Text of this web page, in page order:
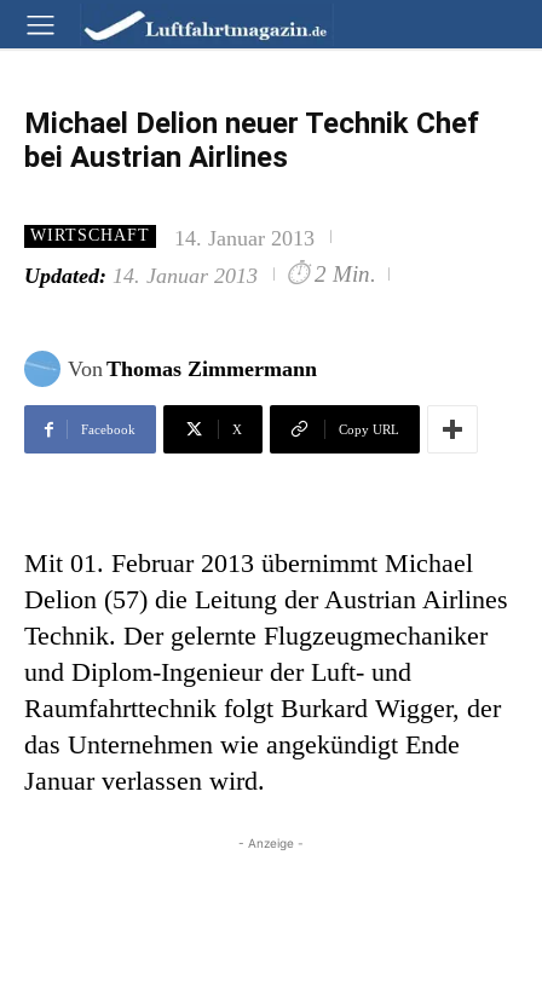
Michael Delion neuer Technik Chef
bei Austrian Airlines
WIRTSCHAFT
14. Januar 2013
Updated: 14. Januar 2013 ⏱ 2 Min.
VonThomas Zimmermann
Facebook X Copy URL
Mit 01. Februar 2013 übernimmt Michael
Delion (57) die Leitung der Austrian Airlines
Technik. Der gelernte Flugzeugmechaniker
und Diplom-Ingenieur der Luft- und
Raumfahrttechnik folgt Burkard Wigger, der
das Unternehmen wie angekündigt Ende
Januar verlassen wird.
- Anzeige -